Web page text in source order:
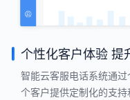
个性化客户体验 提
智能云客服电话系统通
个客户提供定制化的支